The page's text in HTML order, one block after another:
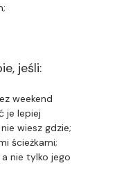
jeśli:
weekend
je lepiej
wiesz gdzie;
ścieżkami;
nie tylko jego